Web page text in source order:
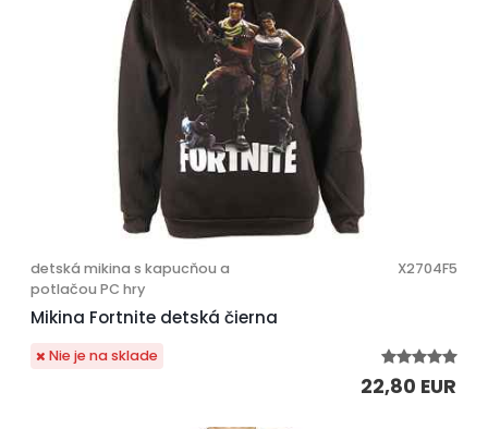
Mikina Fortnite detská čierna
detská mikina s kapucňou a
potlačou PC hry
X2704F5
22,80 EUR
Nie je na sklade